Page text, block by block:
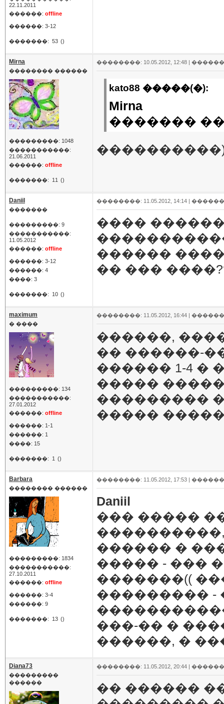
22.11.2011
������: offline
������: 3-12
�������: 53 ()
Mirna
�������� ������
���������: 1048
�����������:
21.06.2011
������: offline
�������: 11 ()
��������: 10.05.2012, 12:48 |
kato88 �����(�):
Mirna
������� ��
Daniil
�������
���������: 9
�����������:
11.05.2012
������: offline
������: 3-12
������: 4
����: 3
�������: 10 ()
��������: 11.05.2012, 14:14 |
����
������
�� ���
maximum
� ����
���������: 134
�����������:
27.01.2012
������: offline
������: 1-1
������: 1
����: 15
�������: 1 ()
��������: 11.05.2012, 16:44 |
������,
�� ������-
������ 1-4 �
�����
���������
�����
Barbara
�������� ������
���������: 1834
�����������:
27.10.2011
������: offline
������: 3-4
������: 9
�������: 13 ()
��������: 11.05.2012, 17:53 |
Daniil
��� �����
������ �
����� - ���
�������((
��������� -
���-�� �
������, �
Diana73
���������
������
��������: 11.05.2012, 20:44 |
�� ������